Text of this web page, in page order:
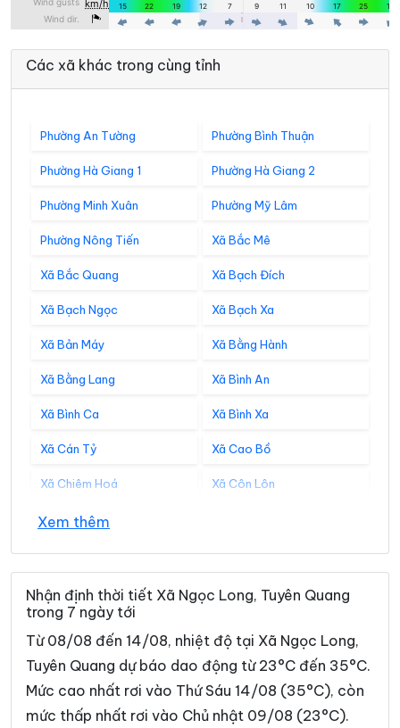
Các xã khác trong cùng tỉnh
Phường An Tường Phường Bình Thuận
Phường Hà Giang 1 Phường Hà Giang 2
Phường Minh Xuân Phường Mỹ Lâm
Phường Nông Tiến Xã Bắc Mê
Xã Bắc Quang Xã Bạch Đích
Xã Bạch Ngọc Xã Bạch Xa
Xã Bản Máy Xã Bằng Hành
Xã Bằng Lang Xã Bình An
Xã Bình Ca Xã Bình Xa
Xã Cán Tỷ Xã Cao Bồ
Xã Chiêm Hoá Xã Côn Lôn
Xã Đồng Tâm
Xã Đồng Văn Xã Đồng Yên
Xã Du Già Xã Đường Hồng
Xã Đường Thượng
Xã Hàm Yên Xã Hồ Thầu
Xã Hòa An Xã Hoàng Su Phì
Xem thêm
Nhận định thời tiết Xã Ngọc Long, Tuyên Quang
trong 7 ngày tới
Từ 08/08 đến 14/08, nhiệt độ tại Xã Ngọc Long,
Tuyên Quang dự báo dao động từ 23°C đến 35°C.
Mức cao nhất rơi vào Thứ Sáu 14/08 (35°C), còn
mức thấp nhất rơi vào Chủ nhật 09/08 (23°C).